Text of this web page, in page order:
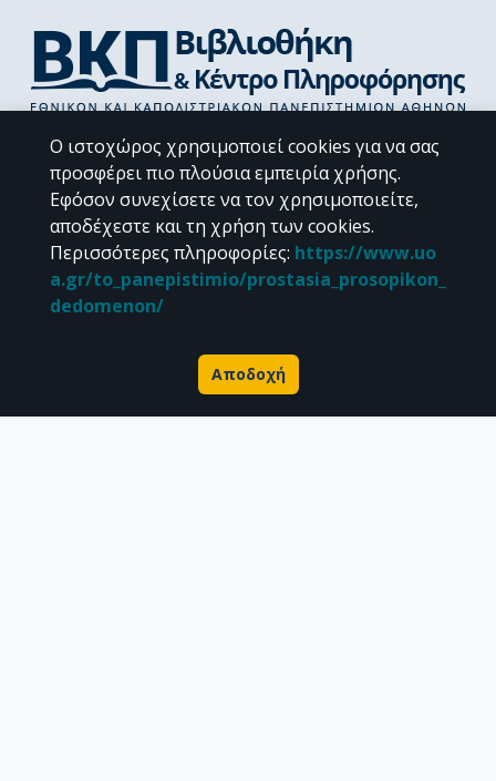
Βιβλιοθήκες Σχολών του ΕΚΠΑ
Υπολογιστικό Κέντρο Βιβλιοθηκών
Επικοινωνία / Helpdesk
Ο ιστοχώρος χρησιμοποιεί cookies για να σας
προσφέρει πιο πλούσια εμπειρία χρήσης.
Εφόσον συνεχίσετε να τον χρησιμοποιείτε,
αποδέχεστε και τη χρήση των cookies.
Περισσότερες πληροφορίες: https://www.uo
a.gr/to_panepistimio/prostasia_prosopikon_
dedomenon/
Αποδοχή